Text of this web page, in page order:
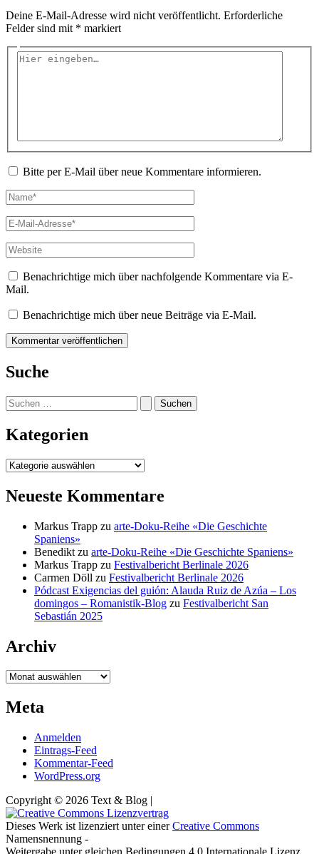
Deine E-Mail-Adresse wird nicht veröffentlicht. Erforderliche
Felder sind mit * markiert
Hier
Bitte per E-Mail über neue Kommentare informieren.
Name*
E-
Mail-
Adresse*
Website
Benachrichtige mich über nachfolgende Kommentare via E-
Mail.
Benachrichtige mich über neue Beiträge via E-Mail.
Suche
Suchen
nach:
Kategorien
Kategorien
Neueste Kommentare
Markus Trapp zu arte-Doku-Reihe «Die Geschichte
Spaniens»
Benedikt zu arte-Doku-Reihe «Die Geschichte Spaniens»
Markus Trapp zu Festivalbericht Berlinale 2026
Carmen Döll zu Festivalbericht Berlinale 2026
Pódcast Exigencias del guión: Alauda Ruiz de Azúa – Los
domingos – Romanistik-Blog zu Festivalbericht San
Sebastián 2025
Archiv
Archiv
Meta
Anmelden
Eintrags-Feed
Kommentar-Feed
WordPress.org
Copyright © 2026 Text & Blog |
Dieses Werk ist lizenziert unter einerCreative Commons
Namensnennung -